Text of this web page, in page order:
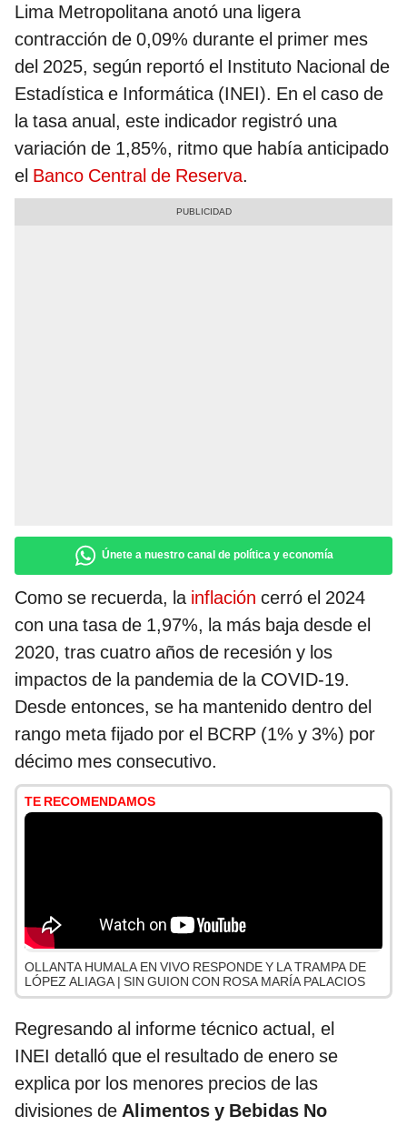
Lima Metropolitana anotó una ligera
contracción de 0,09% durante el primer mes
del 2025, según reportó el Instituto Nacional de
Estadística e Informática (INEI). En el caso de
la tasa anual, este indicador registró una
variación de 1,85%, ritmo que había anticipado
el Banco Central de Reserva.
Únete a nuestro canal de política y economía
Como se recuerda, la inflación cerró el 2024
con una tasa de 1,97%, la más baja desde el
2020, tras cuatro años de recesión y los
impactos de la pandemia de la COVID-19.
Desde entonces, se ha mantenido dentro del
rango meta fijado por el BCRP (1% y 3%) por
décimo mes consecutivo.
TE RECOMENDAMOS
OLLANTA HUMALA EN VIVO RESPONDE Y LA TRAMPA DE
LÓPEZ ALIAGA | SIN GUION CON ROSA MARÍA PALACIOS
Regresando al informe técnico actual, el
INEI detalló que el resultado de enero se
explica por los menores precios de las
divisiones de Alimentos y Bebidas No